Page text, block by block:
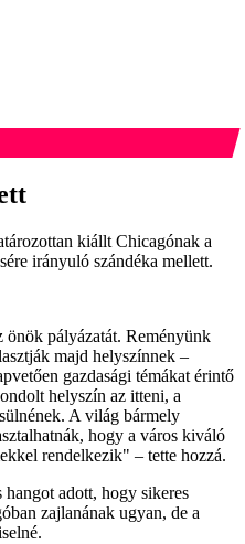
kiállt Chicagónak a
irányuló szándéka mellett.
pályázatát. Reményünk
majd helyszínnek –
gazdasági témákat érintő
helyszín az itteni, a
A világ bármely
hogy a város kiváló
rendelkezik" – tette hozzá.
adott, hogy sikeres
zajlanának ugyan, de a